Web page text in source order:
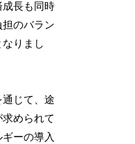
長も同時
のバラン
りまし
通じて、途
められて
ーの導入